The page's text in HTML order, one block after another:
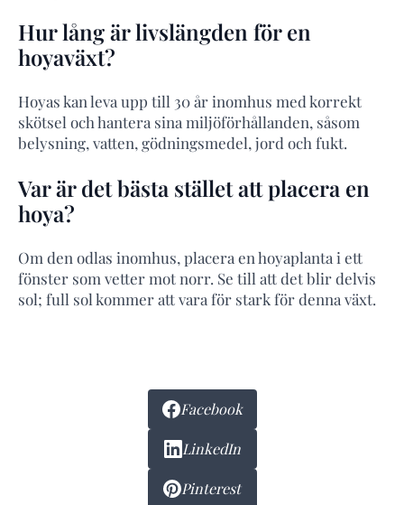
Hur lång är livslängden för en
hoyaväxt?
Hoyas kan leva upp till 30 år inomhus med korrekt
skötsel och hantera sina miljöförhållanden, såsom
belysning, vatten, gödningsmedel, jord och fukt.
Var är det bästa stället att placera en
hoya?
Om den odlas inomhus, placera en hoyaplanta i ett
fönster som vetter mot norr. Se till att det blir delvis
sol; full sol kommer att vara för stark för denna växt.
Facebook
LinkedIn
Pinterest